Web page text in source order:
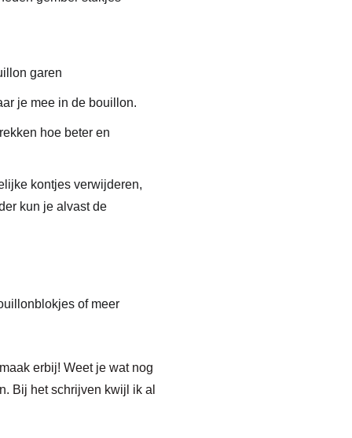
garen
je mee in de bouillon.
hoe beter en
kontjes verwijderen,
kun je alvast de
of meer
erbij! Weet je wat nog
Bij het schrijven kwijl ik al